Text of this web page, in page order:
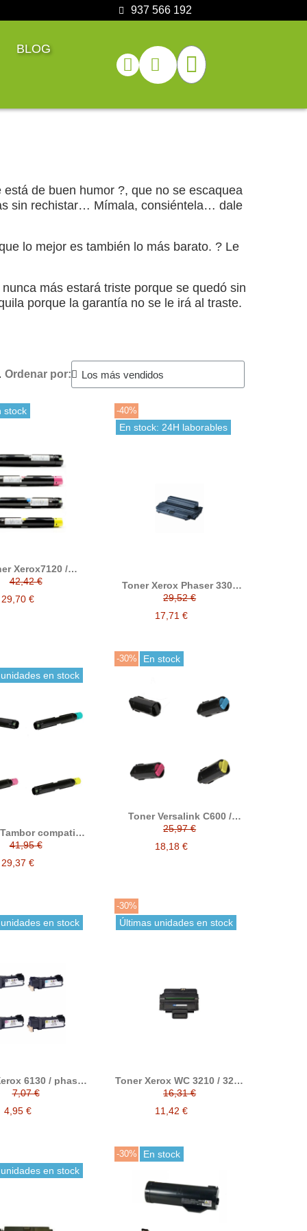
937 566 192
BLOG
de buen humor ?, que no se escaquea
sin rechistar… Mímala, consiéntela… dale
lo mejor es también lo más barato. ? Le
más estará triste porque se quedó sin
porque la garantía no se le irá al traste.
Ordenar por:
stock
Xerox7120 /
compatible
a Xerox
/ 006R01458 /
/ 006R01460
42,42 €
29,70 €
-40%
En stock: 24H laborables
Toner Xerox Phaser 3300
compatible reemplaza a 106
R 01412
29,52 €
17,71 €
en stock
compatible
Versalink C7000
106R03760
106R03758
113R00782
41,95 €
29,37 €
-30% En stock
Toner Versalink C600 /
Versalink C605 compatible
reemplaza a 106R03907 /
106R03906 / 106R03905 /
106R03904
25,97 €
18,18 €
en stock
6130 / phaser
reemplaza
/ 106R01280 /
/ 106R01278
7,07 €
4,95 €
-30%
Últimas unidades en stock
Toner Xerox WC 3210 / 3220
compatible reemplaza a 106
R 01486
16,31 €
11,42 €
en stock
-30% En stock